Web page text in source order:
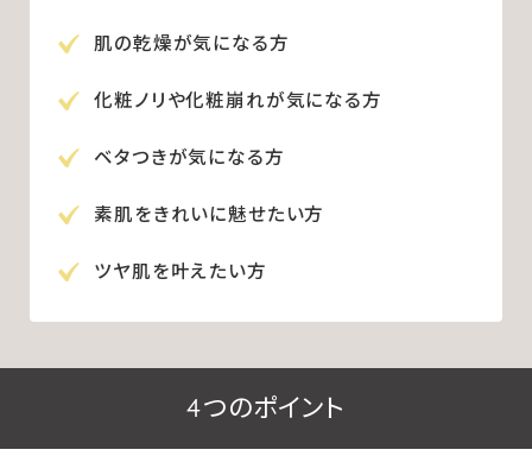
肌の乾燥が気になる方
化粧ノリや化粧崩れが気になる方
ベタつきが気になる方
素肌をきれいに魅せたい方
ツヤ肌を叶えたい方
4つのポイント